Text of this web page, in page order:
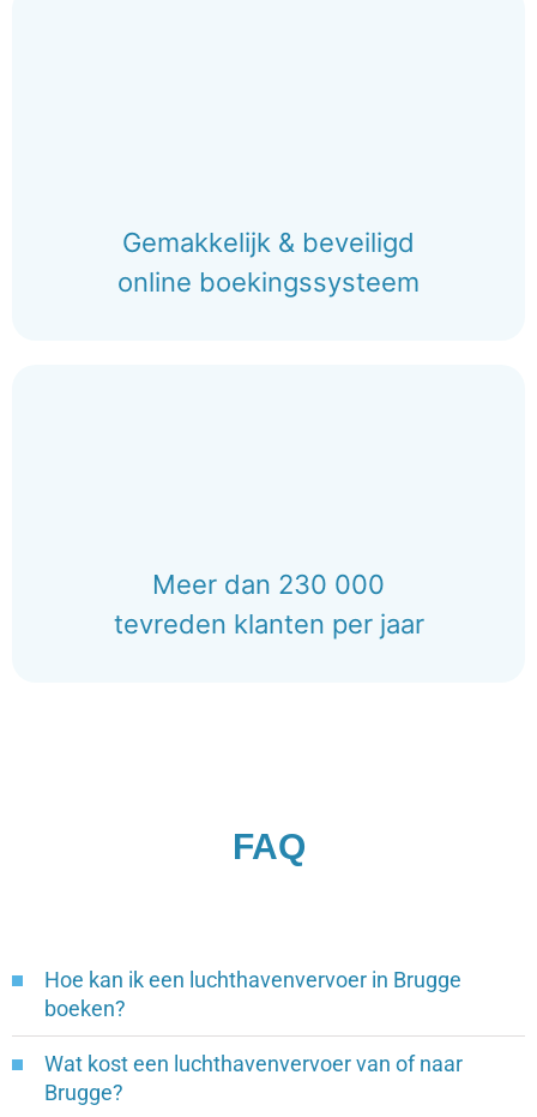
Gemakkelijk & beveiligd
online boekingssysteem
Meer dan 230 000
tevreden klanten per jaar
FAQ
Hoe kan ik een luchthavenvervoer in Brugge
boeken?
Wat kost een luchthavenvervoer van of naar
Brugge?